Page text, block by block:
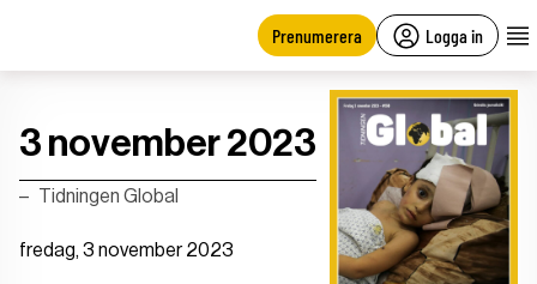
Prenumerera Logga in
3 november 2023
Tidningen Global
fredag, 3 november 2023